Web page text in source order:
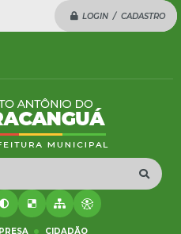
LOGIN / CADASTRO
CIDADÃO